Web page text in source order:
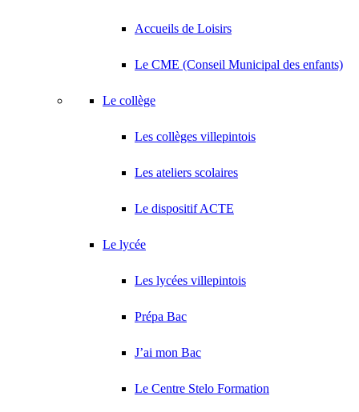
Accueils de Loisirs
Le CME (Conseil Municipal des enfants)
Le collège
Les collèges villepintois
Les ateliers scolaires
Le dispositif ACTE
Le lycée
Les lycées villepintois
Prépa Bac
J’ai mon Bac
Le Centre Stelo Formation